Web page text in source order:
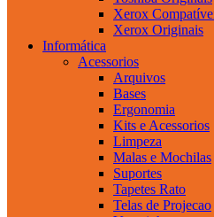
Xerox
Xerox Originais
Informática
Acessorios
Arquivos
Bases
Ergonomia
Kits e Acessorios
Limpeza
Malas e Mochilas
Suportes
Tapetes Rato
Telas de Projecao